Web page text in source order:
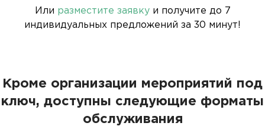
Или разместите заявкуи получите до 7
индивидуальных предложений за 30 минут!
Кроме организации мероприятий под
ключ, доступны следующие форматы
обслуживания